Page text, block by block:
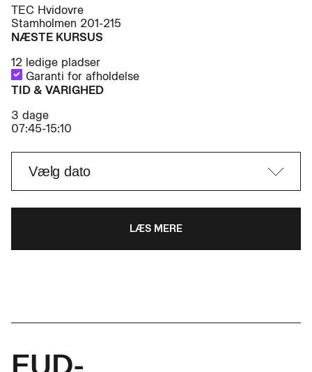
TEC Hvidovre
Stamholmen 201-215
NÆSTE KURSUS
12 ledige pladser
Garanti for afholdelse
TID & VARIGHED
3 dage
07:45-15:10
LÆS MERE
EUD-